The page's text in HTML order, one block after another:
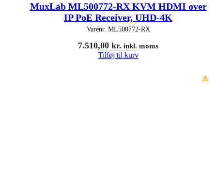
MuxLab ML500772-RX KVM HDMI over
IP PoE Receiver, UHD-4K
Varenr. ML500772-RX
7.510,00 kr. inkl. moms
Tilføj til kurv
⚠️